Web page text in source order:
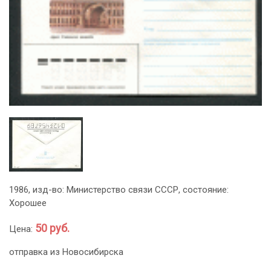
1986, изд-во: Министерство связи СССР, состояние:
Хорошее
Цена: 50 руб.
отправка из Новосибирска